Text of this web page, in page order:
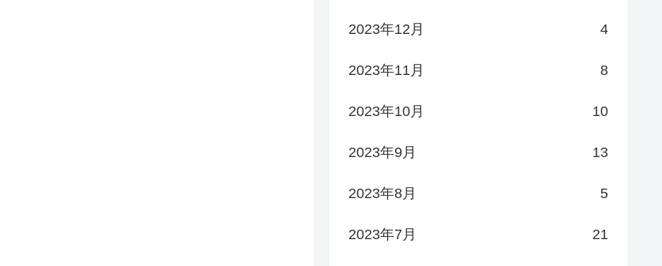
2023年12月 4
2023年11月 8
2023年10月 10
2023年9月 13
2023年8月 5
2023年7月 21